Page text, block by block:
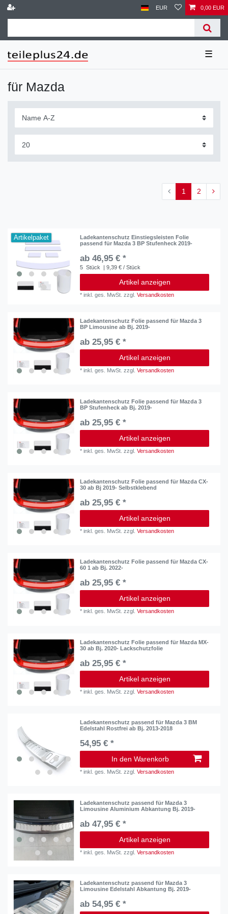
EUR 0,00 EUR
☰
für Mazda
1 2
Artikelpaket
Ladekantenschutz Einstiegsleisten Folie
passend für Mazda 3 BP Stufenheck 2019-
ab 46,95 € *
5 Stück | 9,39 € / Stück
Artikel anzeigen
*inkl. ges. MwSt. zzgl.Versandkosten
Ladekantenschutz Folie passend für Mazda 3
BP Limousine ab Bj. 2019-
ab 25,95 € *
Artikel anzeigen
*inkl. ges. MwSt. zzgl.Versandkosten
Ladekantenschutz Folie passend für Mazda 3
BP Stufenheck ab Bj. 2019-
ab 25,95 € *
Artikel anzeigen
*inkl. ges. MwSt. zzgl.Versandkosten
Ladekantenschutz Folie passend für Mazda CX-
30 ab Bj 2019- Selbstklebend
ab 25,95 € *
Artikel anzeigen
*inkl. ges. MwSt. zzgl.Versandkosten
Ladekantenschutz Folie passend für Mazda CX-
60 1 ab Bj. 2022-
ab 25,95 € *
Artikel anzeigen
*inkl. ges. MwSt. zzgl.Versandkosten
Ladekantenschutz Folie passend für Mazda MX-
30 ab Bj. 2020- Lackschutzfolie
ab 25,95 € *
Artikel anzeigen
*inkl. ges. MwSt. zzgl.Versandkosten
Ladekantenschutz passend für Mazda 3 BM
Edelstahl Rostfrei ab Bj. 2013-2018
54,95 € *
In den Warenkorb
*inkl. ges. MwSt. zzgl.Versandkosten
Ladekantenschutz passend für Mazda 3
Limousine Aluminium Abkantung Bj. 2019-
ab 47,95 € *
Artikel anzeigen
*inkl. ges. MwSt. zzgl.Versandkosten
Ladekantenschutz passend für Mazda 3
Limousine Edelstahl Abkantung Bj. 2019-
ab 54,95 € *